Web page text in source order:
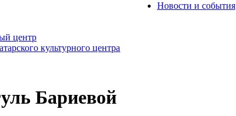
центр
культурного центра
Новости и события
Бариевой